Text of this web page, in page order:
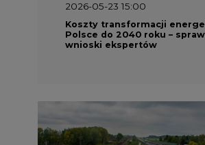
2026-05-23 15:00
Koszty transformacji
Polsce do 2040 roku –
wnioski ekspertów